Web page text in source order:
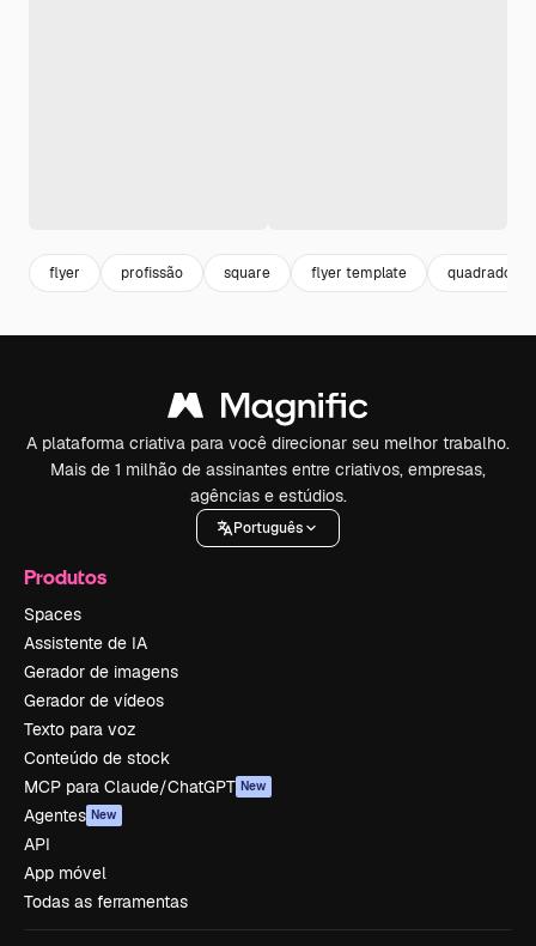
flyer profissão square flyer template quadrado
A plataforma criativa para você direcionar seu melhor trabalho.
Mais de 1 milhão de assinantes entre criativos, empresas,
agências e estúdios.
Português
Produtos
Spaces
Assistente de IA
Gerador de imagens
Gerador de vídeos
Texto para voz
Conteúdo de stock
MCP para Claude/ChatGPT New
Agentes New
API
App móvel
Todas as ferramentas